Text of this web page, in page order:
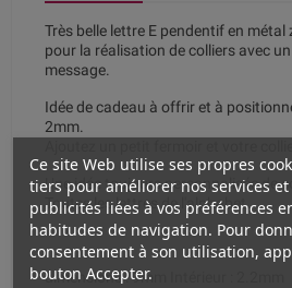
Très belle lettre E pendentif en
pour la réalisation de colliers avec
message.
Idée de cadeau à offrir et à
2mm.
Une idée toujours personnalisée de
Toutes les lettres de l'alphabet.
dimensions : 9mm Intérieur : 2.2mm
Ce site Web utilise ses propres
tiers pour améliorer nos services
publicités liées à vos préférences
habitudes de navigation. Pour
consentement à son utilisation,
bouton Accepter.